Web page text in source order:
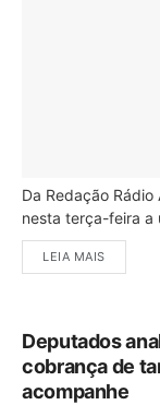
Da Redação
nesta terça-feira a
LEIA MAIS
Deputados
cobrança de
acompanhe